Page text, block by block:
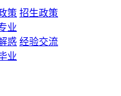
策 招生政策
业
惑 经验交流
业